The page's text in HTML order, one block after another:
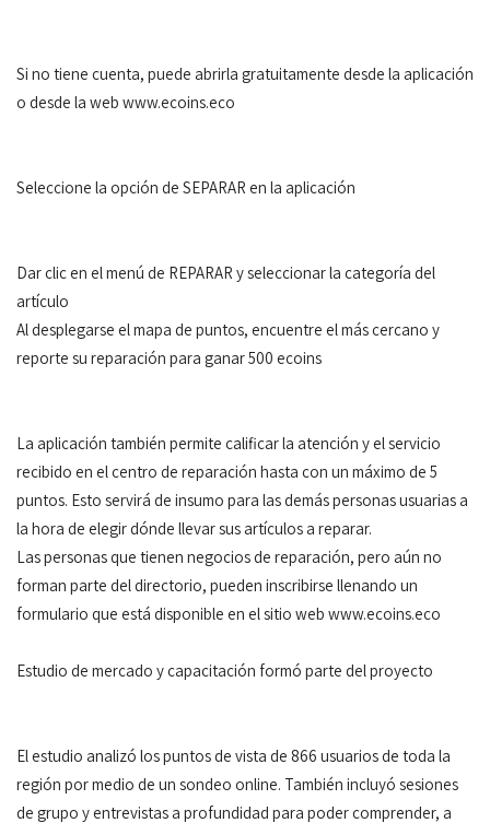
Si no tiene cuenta, puede abrirla gratuitamente desde la aplicación
o desde la web www.ecoins.eco
Seleccione la opción de SEPARAR en la aplicación
Dar clic en el menú de REPARAR y seleccionar la categoría del
artículo
Al desplegarse el mapa de puntos, encuentre el más cercano y
reporte su reparación para ganar 500 ecoins
La aplicación también permite calificar la atención y el servicio
recibido en el centro de reparación hasta con un máximo de 5
puntos. Esto servirá de insumo para las demás personas usuarias a
la hora de elegir dónde llevar sus artículos a reparar.
Las personas que tienen negocios de reparación, pero aún no
forman parte del directorio, pueden inscribirse llenando un
formulario que está disponible en el sitio web www.ecoins.eco
Estudio de mercado y capacitación formó parte del proyecto
El estudio analizó los puntos de vista de 866 usuarios de toda la
región por medio de un sondeo online. También incluyó sesiones
de grupo y entrevistas a profundidad para poder comprender, a